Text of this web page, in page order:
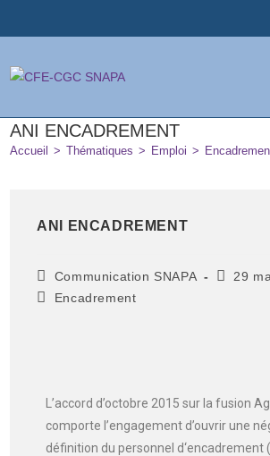
ANI ENCADREMENT
Accueil > Thématiques > Emploi >
ANI ENCADREMENT
Communication SNAPA
29
Encadrement
L’accord d’octobre 2015 sur la fusion
comporte l’engagement d’ouvrir une
définition du personnel d‘encadrement